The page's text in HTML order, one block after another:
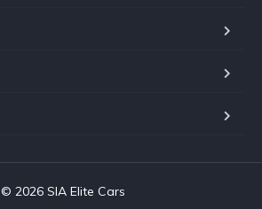
© 2026 SIA Elite Cars